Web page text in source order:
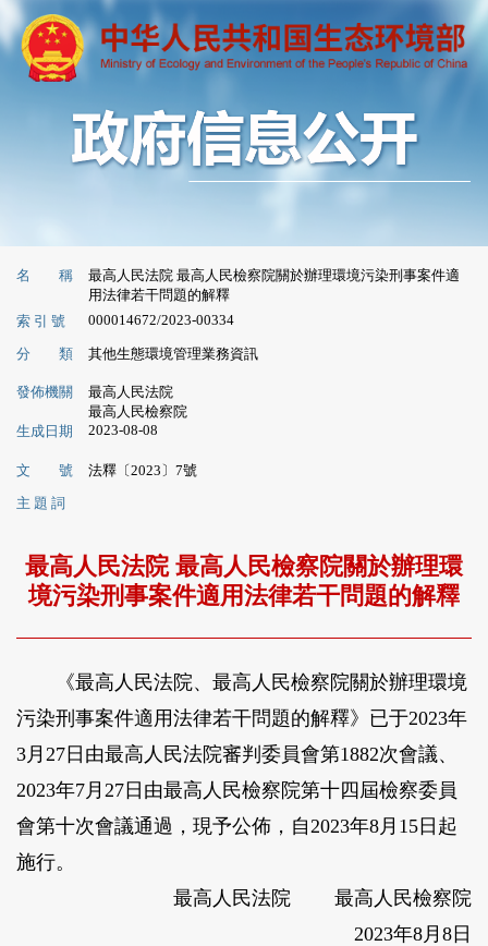
名 稱
最高人民法院 最高人民檢察院關於辦理環境污染刑事案件適
用法律若干問題的解釋
索 引 號
000014672/2023-00334
分 類 其他生態環境管理業務資訊
發佈機關
最高人民法院
最高人民檢察院
生成日期
2023-08-08
文 號
法釋〔2023〕7號
主 題 詞
最高人民法院 最高人民檢察院關於辦理環
境污染刑事案件適用法律若干問題的解釋
《最高人民法院、最高人民檢察院關於辦理環境
污染刑事案件適用法律若干問題的解釋》已于2023年
3月27日由最高人民法院審判委員會第1882次會議、
2023年7月27日由最高人民檢察院第十四屆檢察委員
會第十次會議通過，現予公佈，自2023年8月15日起
施行。
最高人民法院 最高人民檢察院
2023年8月8日